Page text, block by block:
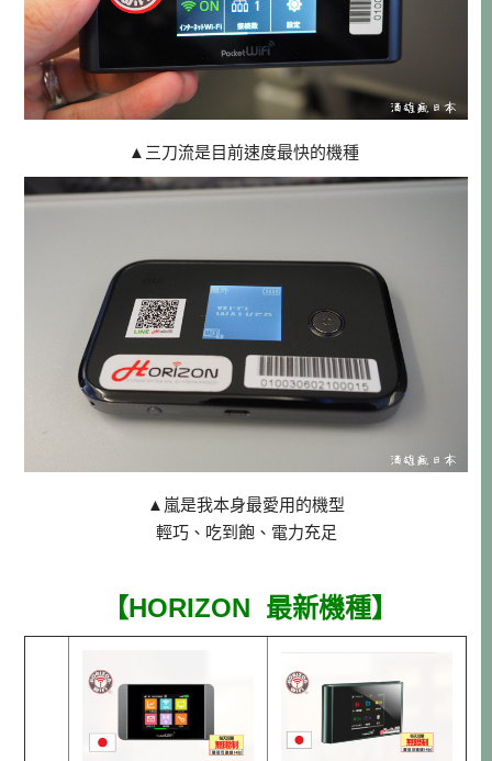
▲三刀流是目前速度最快的機種
▲嵐是我本身最愛用的機型
輕巧、吃到飽、電力充足
【HORIZON 最新機種】